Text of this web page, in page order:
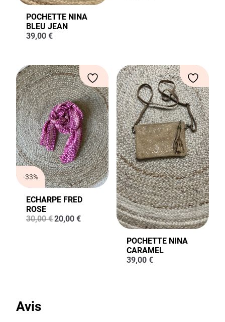
POCHETTE NINA
BLEU JEAN
39,00 €
-33%
ECHARPE FRED
ROSE
30,00€Le
20,00 €Le
POCHETTE NINA
CARAMEL
39,00 €
Avis